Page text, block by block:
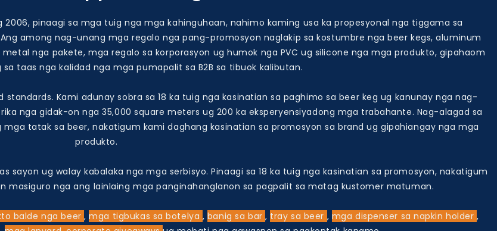
2006, pinaagi sa mga tuig nga mga kahinguhaan, nahimo kaming usa ka propesyonal nga tiggama sa
among nag-unang mga regalo nga pang-promosyon naglakip sa kostumbre nga beer kegs, aluminum
nga pakete, mga regalo sa korporasyon ug humok nga PVC ug silicone nga mga produkto, gipahaom
taas nga kalidad nga mga pumapalit sa B2B sa tibuok kalibutan.
standards. Kami adunay sobra sa 18 ka tuig nga kasinatian sa paghimo sa beer keg ug kanunay nga nag-
nga gidak-on nga 35,000 square meters ug 200 ka eksperyensiyadong mga trabahante. Nag-alagad sa
tatak sa beer, nakatigum kami daghang kasinatian sa promosyon sa brand ug gipahiangay nga mga
produkto.
​​ug walay kabalaka nga mga serbisyo. Pinaagi sa 18 ka tuig nga kasinatian sa promosyon, nakatigum
masiguro nga ang lainlaing mga panginahanglanon sa pagpalit sa matag kustomer matuman.
balde nga beer,mga tigbukas sa botelya , banig sa bar, tray sa beer , mga dispenser sa napkin holder,